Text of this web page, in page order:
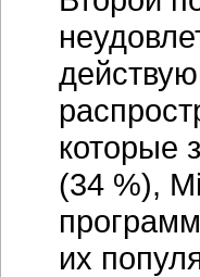
которые
(34 %),
их